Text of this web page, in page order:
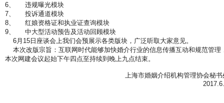
6、 违规曝光模块
7、 投诉通道模块
8、 红娘资格证和执业证查询模块
9、 中大型活动预告及活动回顾模块
6月15日座谈会上我们会预展示各类版块，广泛听取大家意见。
本次改版宗旨：互联网时代能够加快婚介行业的信息传播互动和规范管
本次网建会议起始下午四点至持续到晚上九点结束。
上海市婚姻介绍机构管理协会秘书